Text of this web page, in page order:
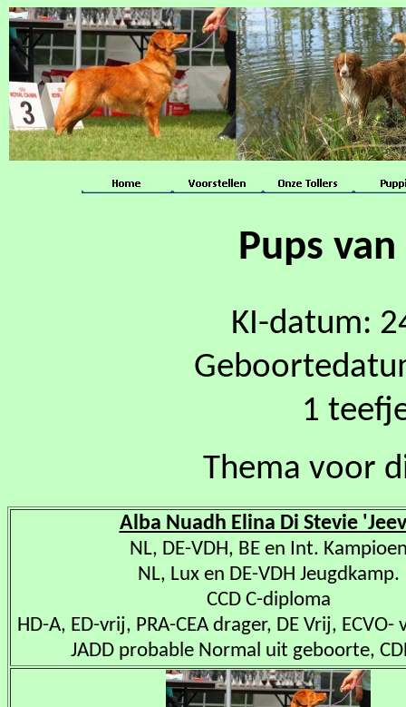
Pups
KI-datum:
1
Thema voor
Alba Nuadh Elina Di Stevie
NL, DE-VDH, BE en Int.
NL, Lux en DE-VDH Jeugdkamp.
CCD C-diploma
HD-A, ED-vrij, PRA-CEA drager, DE Vrij,
JADD probable Normal uit geboorte,